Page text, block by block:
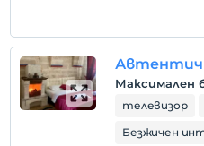
Максимален
телевизор
Безжичен